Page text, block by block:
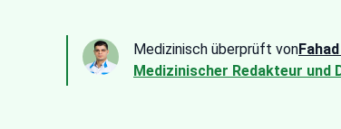
Medizinisch überprüft von
Medizinischer Redakteur und